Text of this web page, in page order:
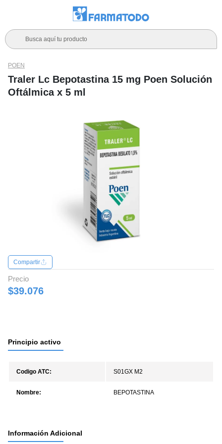
Busca aquí tu producto
POEN
Traler Lc Bepotastina 15 mg Poen Solución
Oftálmica x 5 ml
Compartir
Precio
$39.076
Principio activo
Codigo ATC: S01GX M2
Nombre: BEPOTASTINA
Información Adicional